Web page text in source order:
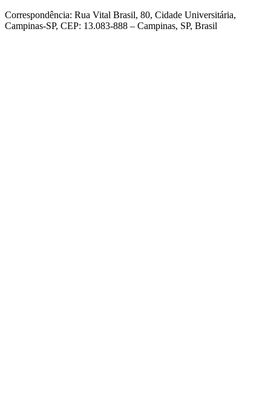
Correspondência: Rua Vital Brasil, 80, Cidade Universitária,
Campinas-SP, CEP: 13.083-888 – Campinas, SP, Brasil